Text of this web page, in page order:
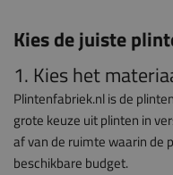
Kies de juiste
1. Kies het
Plintenfabriek.nl is de
grote keuze uit plinten in
af van de ruimte waarin de
beschikbare budget.